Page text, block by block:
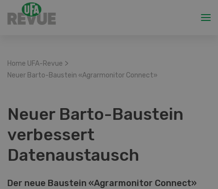
Home UFA-Revue >
Neuer Barto-Baustein «Agrarmonitor Connect»
Neuer Barto-Baustein
verbessert
Datenaustausch
Der neue Baustein «Agrarmonitor Connect»